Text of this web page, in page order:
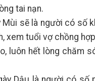
tai nạn.
Mùi sẽ là người có số
xem tuổi vợ chồng
luôn hết lòng chăm